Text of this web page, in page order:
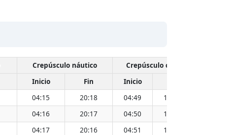
Crepúsculo náutico
Crepúsculo civil
Inicio Fin Inicio
04:15 20:18 04:49 19:44
04:16 20:17 04:50 19:43
04:17 20:16 04:51 19:42